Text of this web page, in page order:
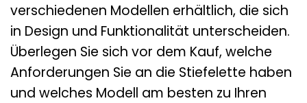
verschiedenen Modellen erhältlich, die sich
in Design und Funktionalität unterscheiden.
Überlegen Sie sich vor dem Kauf, welche
Anforderungen Sie an die Stiefelette haben
und welches Modell am besten zu Ihren